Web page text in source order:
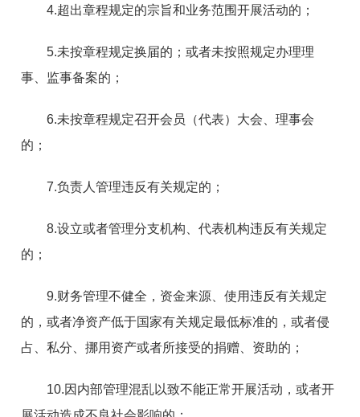
4.超出章程规定的宗旨和业务范围开展活动的；
5.未按章程规定换届的；或者未按照规定办理理
事、监事备案的；
6.未按章程规定召开会员（代表）大会、理事会
的；
7.负责人管理违反有关规定的；
8.设立或者管理分支机构、代表机构违反有关规定
的；
9.财务管理不健全，资金来源、使用违反有关规定
的，或者净资产低于国家有关规定最低标准的，或者侵
占、私分、挪用资产或者所接受的捐赠、资助的；
10.因内部管理混乱以致不能正常开展活动，或者开